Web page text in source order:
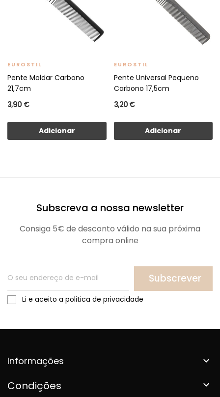
EUROSTIL
Pente Moldar Carbono
21,7cm
3,90 €
Adicionar
EUROSTIL
Pente Universal Pequeno
Carbono 17,5cm
3,20 €
Adicionar
Subscreva a nossa newsletter
Consiga 5€ de desconto válido na sua próxima
compra online
Subscrever
Li e aceito a politica de privacidade
Informações 
Condições 